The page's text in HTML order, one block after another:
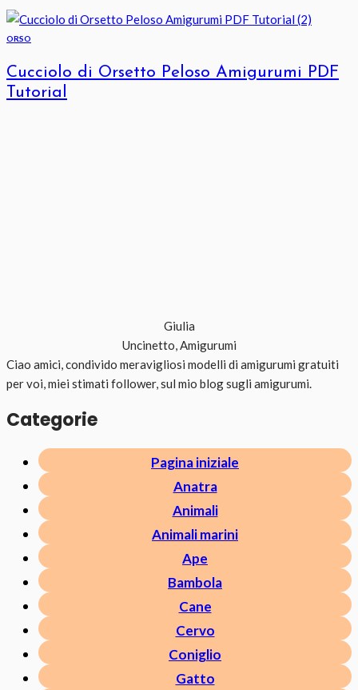
ORSO
Cucciolo di Orsetto Peloso Amigurumi PDF
Tutorial
Giulia
Uncinetto, Amigurumi
Ciao amici, condivido meravigliosi modelli di amigurumi gratuiti
per voi, miei stimati follower, sul mio blog sugli amigurumi.
Categorie
Pagina iniziale
Anatra
Animali
Animali marini
Ape
Bambola
Cane
Cervo
Coniglio
Gatto